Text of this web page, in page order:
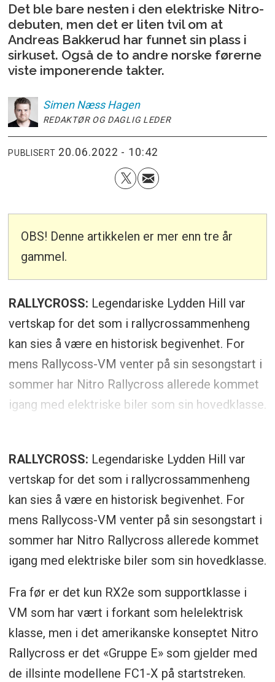
Det ble bare nesten i den elektriske Nitro-
debuten, men det er liten tvil om at
Andreas Bakkerud har funnet sin plass i
sirkuset. Også de to andre norske førerne
viste imponerende takter.
Simen Næss Hagen
REDAKTØR OG DAGLIG LEDER
PUBLISERT 20.06.2022 - 10:42
OBS! Denne artikkelen er mer enn tre år
gammel.
RALLYCROSS: Legendariske Lydden Hill var
vertskap for det som i rallycrossammenheng
kan sies å være en historisk begivenhet. For
mens Rallycoss-VM venter på sin sesongstart i
sommer har Nitro Rallycross allerede kommet
igang med elektriske biler som sin hovedklasse.
RALLYCROSS: Legendariske Lydden Hill var
vertskap for det som i rallycrossammenheng
kan sies å være en historisk begivenhet. For
mens Rallycoss-VM venter på sin sesongstart i
sommer har Nitro Rallycross allerede kommet
igang med elektriske biler som sin hovedklasse.
Fra før er det kun RX2e som supportklasse i
VM som har vært i forkant som helelektrisk
klasse, men i det amerikanske konseptet Nitro
Rallycross er det «Gruppe E» som gjelder med
de illsinte modellene FC1-X på startstreken.